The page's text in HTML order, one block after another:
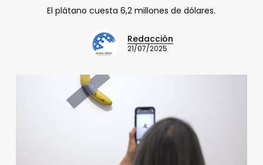
El plátano cuesta 6,2 millones de dólares.
Redacción
21/07/2025